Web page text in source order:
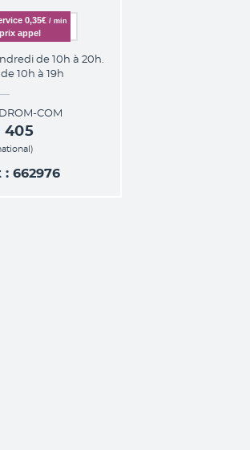
0,35€ / min
appel
de 10h à 20h.
10h à 19h
COM
405
662976